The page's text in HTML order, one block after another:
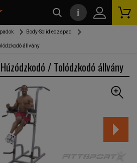
Body-Solid edzőpad
állvány
/ Tolódzkodó állvány
i